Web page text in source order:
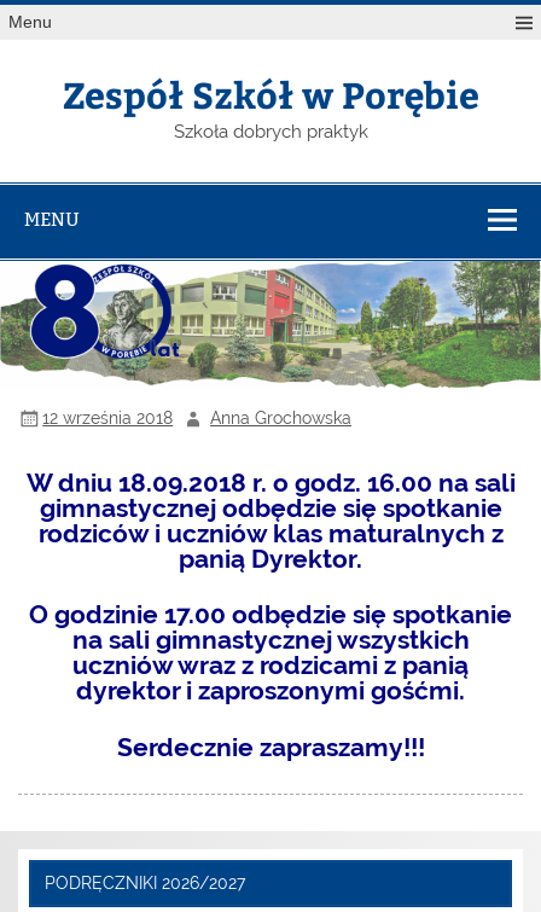
Menu
Zespół Szkół w Porębie
Szkoła dobrych praktyk
MENU
12 września 2018 Anna Grochowska
W dniu 18.09.2018 r. o godz. 16.00 na sali
gimnastycznej odbędzie się spotkanie
rodziców i uczniów klas maturalnych z
panią Dyrektor.
O godzinie 17.00 odbędzie się spotkanie
na sali gimnastycznej wszystkich
uczniów wraz z rodzicami z panią
dyrektor i zaproszonymi gośćmi.
Serdecznie zapraszamy!!!
PODRĘCZNIKI 2026/2027